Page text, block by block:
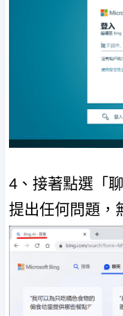
4、接著點選「
提出任何問題，